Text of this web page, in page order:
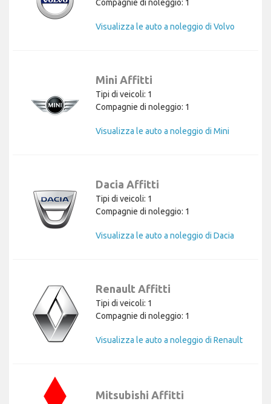
Compagnie di noleggio: 1
Visualizza le auto a noleggio di Volvo
Mini Affitti
Tipi di veicoli: 1
Compagnie di noleggio: 1
Visualizza le auto a noleggio di Mini
Dacia Affitti
Tipi di veicoli: 1
Compagnie di noleggio: 1
Visualizza le auto a noleggio di Dacia
Renault Affitti
Tipi di veicoli: 1
Compagnie di noleggio: 1
Visualizza le auto a noleggio di Renault
Mitsubishi Affitti